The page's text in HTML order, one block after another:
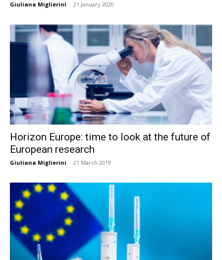
Giuliana Miglierini - 21 January 2020
Horizon Europe: time to look at the future of
European research
Giuliana Miglierini - 21 March 2019